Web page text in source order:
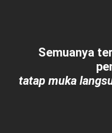
Semuanya
tatap muka